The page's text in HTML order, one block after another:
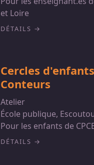
et Loire
DÉTAILS
Cercles d'enfants
Conteurs
Atelier
École publique,
Pour les enfants de
DÉTAILS